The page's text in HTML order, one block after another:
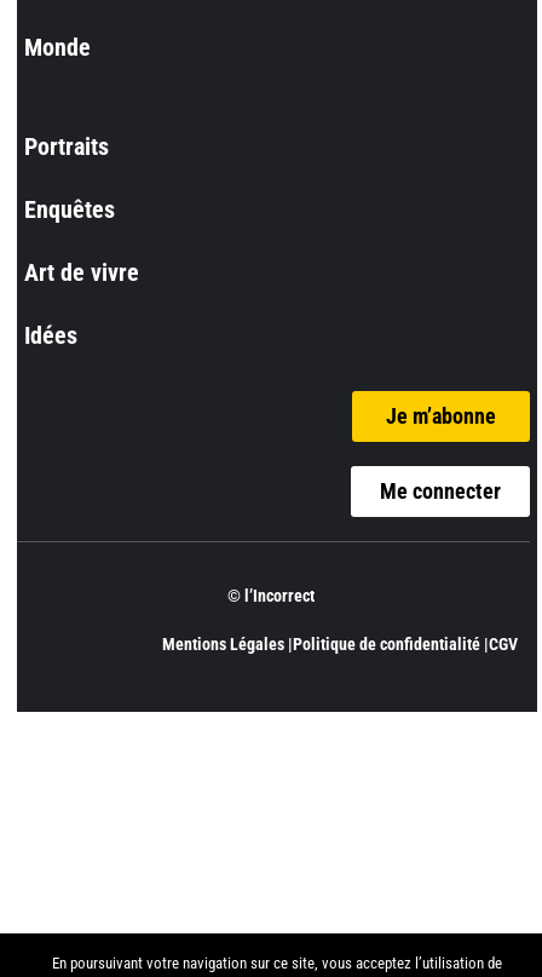
Monde
Portraits
Enquêtes
Art de vivre
Idées
Je m’abonne
Me connecter
© l’Incorrect
Mentions Légales |Politique de confidentialité |CGV
En poursuivant votre navigation sur ce site, vous acceptez l’utilisation de